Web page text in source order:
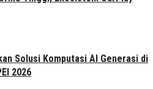
Solusi Komputasi AI Generasi di
2026